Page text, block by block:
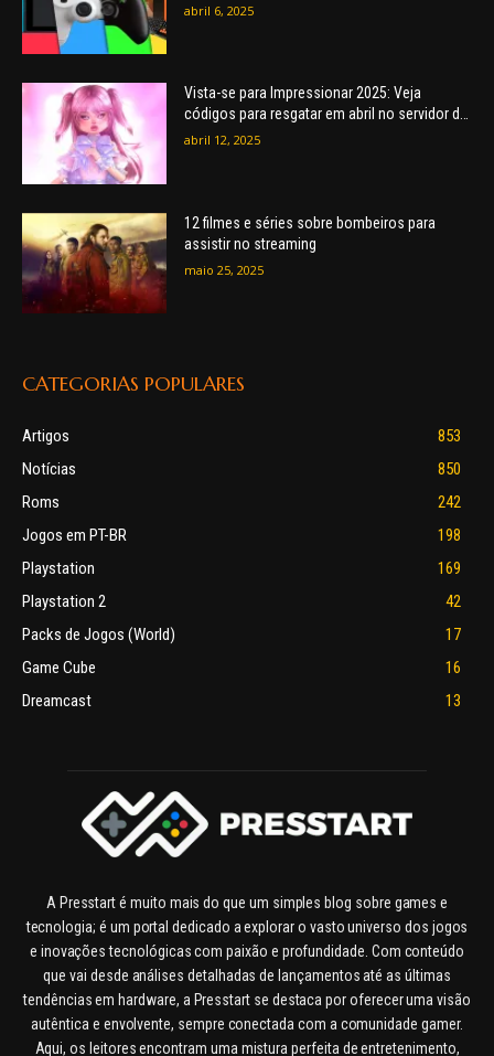
abril 6, 2025
Vista-se para Impressionar 2025: Veja
códigos para resgatar em abril no servidor de
moda do Roblox
abril 12, 2025
12 filmes e séries sobre bombeiros para
assistir no streaming
maio 25, 2025
CATEGORIAS POPULARES
Artigos
853
Notícias
850
Roms
242
Jogos em PT-BR
198
Playstation
169
Playstation 2
42
Packs de Jogos (World)
17
Game Cube
16
Dreamcast
13
A Presstart é muito mais do que um simples blog sobre games e
tecnologia; é um portal dedicado a explorar o vasto universo dos jogos
e inovações tecnológicas com paixão e profundidade. Com conteúdo
que vai desde análises detalhadas de lançamentos até as últimas
tendências em hardware, a Presstart se destaca por oferecer uma visão
autêntica e envolvente, sempre conectada com a comunidade gamer.
Aqui, os leitores encontram uma mistura perfeita de entretenimento,